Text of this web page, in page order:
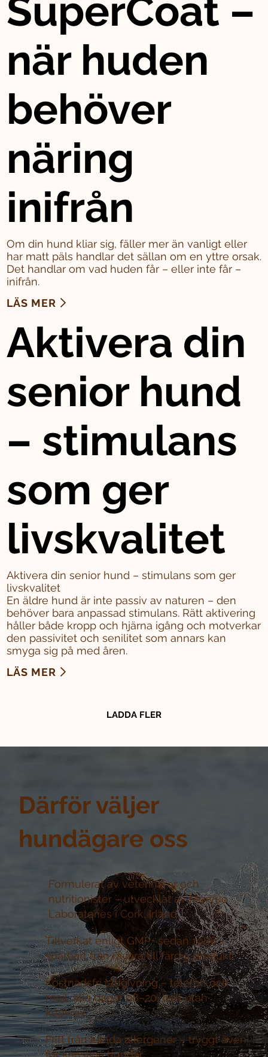
Därför väljer
hundägare oss
Formulerat av veterinärer och
nutritionister –utvecklat av Mervue
Laboratories i Cork, Irland
Tillverkat enligt GMP+ sedan 1986 –
spårbart från råvara till färdig produkt
Kostnadsfri rådgivning –telefon och
mejl, alla dagar 08–20, helt utan
köpkrav
Fritt från kända allergener –tryggt även
för känsliga hundar
SuperCoat –
när huden
behöver
näring
inifrån
Om din hund kliar sig, fäller mer än vanligt eller
har matt päls handlar det sällan om en yttre orsak.
Det handlar om vad huden får – eller inte får –
inifrån.
LÄS MER
Aktivera din
senior hund
– stimulans
som ger
livskvalitet
Aktivera din senior hund – stimulans som ger
livskvalitet
En äldre hund är inte passiv av naturen – den
behöver bara anpassad stimulans. Rätt aktivering
håller både kropp och hjärna igång och motverkar
den passivitet och senilitet som annars kan
smyga sig på med åren.
LÄS MER
LADDA FLER